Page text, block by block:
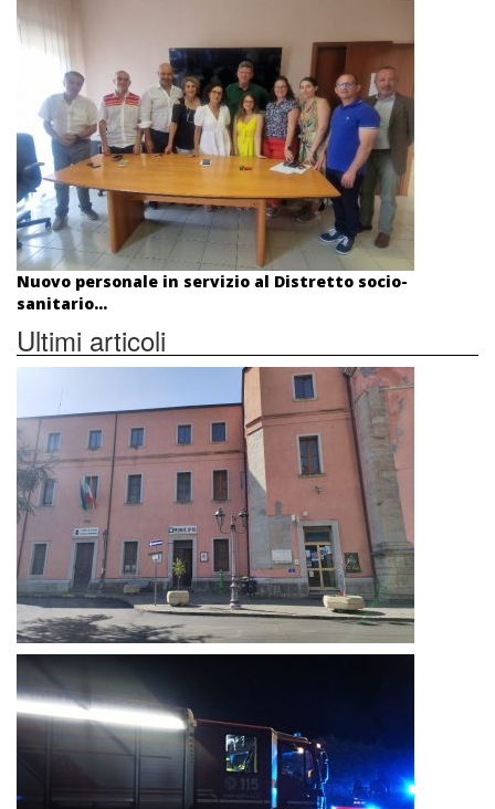
Nuovo personale in servizio al Distretto socio-
sanitario...
Ultimi articoli